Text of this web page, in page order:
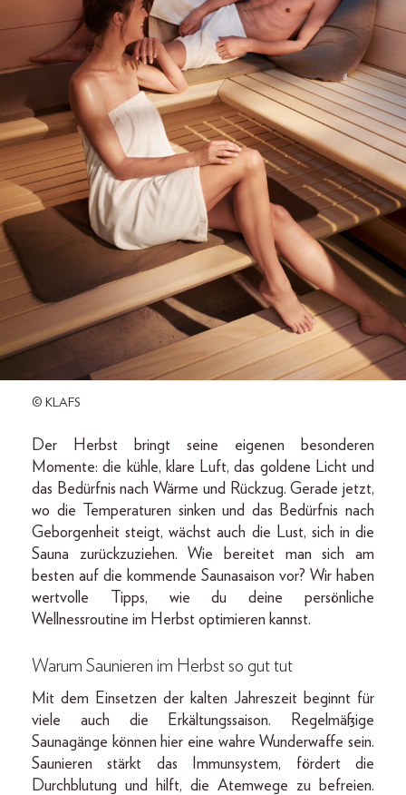
© KLAFS
Der Herbst bringt seine eigenen besonderen
Momente: die kühle, klare Luft, das goldene Licht und
das Bedürfnis nach Wärme und Rückzug. Gerade jetzt,
wo die Temperaturen sinken und das Bedürfnis nach
Geborgenheit steigt, wächst auch die Lust, sich in die
Sauna zurückzuziehen. Wie bereitet man sich am
besten auf die kommende Saunasaison vor? Wir haben
wertvolle Tipps, wie du deine persönliche
Wellnessroutine im Herbst optimieren kannst.
Warum Saunieren im Herbst so gut tut
Mit dem Einsetzen der kalten Jahreszeit beginnt für
viele auch die Erkältungssaison. Regelmäßige
Saunagänge können hier eine wahre Wunderwaffe sein.
Saunieren stärkt das Immunsystem, fördert die
Durchblutung und hilft, die Atemwege zu befreien.